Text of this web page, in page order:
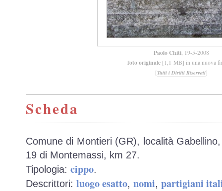
Paolo Chiti, 19-5-2008
foto originale [1,1 MB] in una nuova
[Tutti i Diritti Riservati]
Scheda
Comune di Montieri (GR), località
19 di Montemassi, km 27.
Tipologia: cippo.
Descrittori: luogo esatto, nomi, partigiani